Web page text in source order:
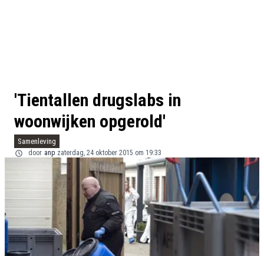
'Tientallen drugslabs in
woonwijken opgerold'
Samenleving
door anp zaterdag, 24 oktober 2015 om 19:33